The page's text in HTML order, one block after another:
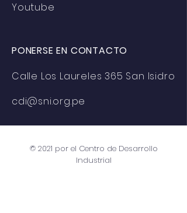
Youtube
PONERSE EN CONTACTO
Calle Los Laureles 365 San Isidro
cdi@sni.org.pe
© 2021 por el Centro de Desarrollo
Industrial